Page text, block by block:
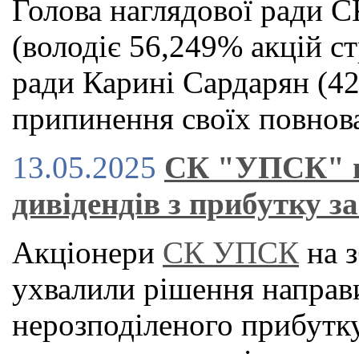
Голова наглядової ради
(володіє 56,249% акцій
ради Карині Сардарян
припинення своїх
13.05.2025 СК "УПСК"
дивідендів з прибутку
Акціонери СК УПСК на
ухвалили рішення
нерозподіленого